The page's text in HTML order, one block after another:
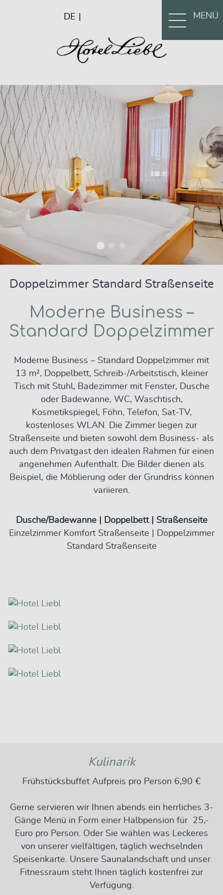
DE MENÜ
Doppelzimmer Standard Straßenseite
Moderne Business –
Standard Doppelzimmer
Moderne Business – Standard Doppelzimmer mit
13 m², Doppelbett, Schreib-/Arbeitstisch, kleiner
Tisch mit Stuhl, Badezimmer mit Fenster, Dusche
oder Badewanne, WC, Waschtisch,
Kosmetikspiegel, Föhn, Telefon, Sat-TV,
kostenloses WLAN. Die Zimmer liegen zur
Straßenseite und bieten sowohl dem Business- als
auch dem Privatgast den idealen Rahmen für einen
angenehmen Aufenthalt. Die Bilder dienen als
Beispiel, die Möblierung oder der Grundriss können
variieren.
Dusche/Badewanne | Doppelbett | Straßenseite
Einzelzimmer Komfort Straßenseite | Doppelzimmer
Standard Straßenseite
Kulinarik
Frühstücksbuffet Aufpreis pro Person 6,90 €
Gerne servieren wir Ihnen abends ein herrliches 3-
Gänge Menü in Form einer Halbpension für 25,-
Euro pro Person. Oder Sie wählen was Leckeres
von unserer vielfältigen, täglich wechselnden
Speisenkarte. Unsere Saunalandschaft und unser
Fitnessraum steht Ihnen täglich kostenfrei zur
Verfügung.